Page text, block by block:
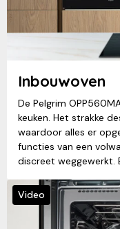
Inbouwoven
De Pelgrim
keuken. Het strakke
waardoor alles er
functies van een
discreet weggewerkt.
Video